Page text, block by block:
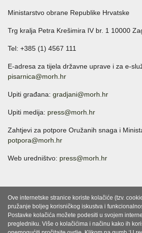
Ministarstvo obrane Republike Hrvatske
Trg kralja Petra Krešimira IV br. 1 10000
Tel: +385 (1) 4567 111
E-adresa za tijela državne uprave i za e-
pisarnica@morh.hr
Upiti građana: gradjani@morh.hr
Upiti medija: press@morh.hr
Zahtjevi za potpore Oružanih snaga i
potpora@morh.hr
Web uredništvo: press@morh.hr
Ove internetske stranice koriste kolačiće (tzv.
pružanje boljeg korisničkog iskustva i
Postavke kolačića možete podesiti u svojem
pregledniku. Više o kolačićima i načinu kako ih